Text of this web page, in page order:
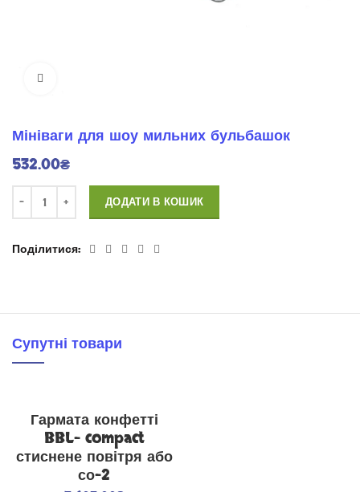
Мініваги для шоу мильних бульбашок
532.00₴
ДОДАТИ В КОШИК
Поділитися
Супутні товари
Гармата конфетті
BBL- compact
стиснене повітря або
со-2